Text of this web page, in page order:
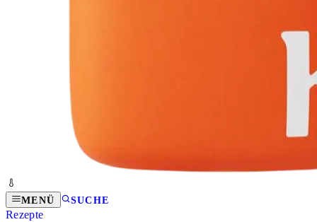
MENÜ SUCHE
Rezepte